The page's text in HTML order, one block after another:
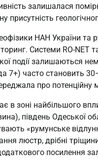
залишалася
НАН України та
Системи RO-NET
події залишаються
7+) часто становить
про
в зоні найбільшого
південь Одеської
«румунське
люстр, дрібні
посилення